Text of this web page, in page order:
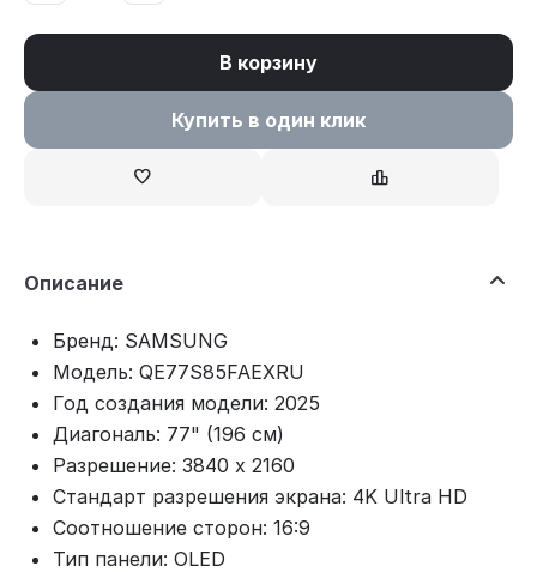
В корзину
Купить в один клик
Описание
Бренд: SAMSUNG
Модель: QE77S85FAEXRU
Год создания модели: 2025
Диагональ: 77" (196 см)
Разрешение: 3840 x 2160
Стандарт разрешения экрана: 4K Ultra HD
Соотношение сторон: 16:9
Тип панели: OLED